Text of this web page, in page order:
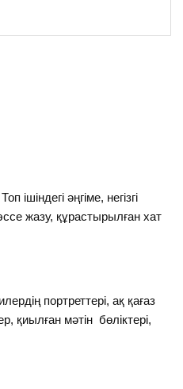
Топ ішіндегі әңгіме, негізгі
жазу, құрастырылған хат
портреттері, ақ қағаз
қиылған мәтін бөліктері,